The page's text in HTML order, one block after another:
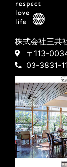
株式会社三共
〒113-
03-3831-